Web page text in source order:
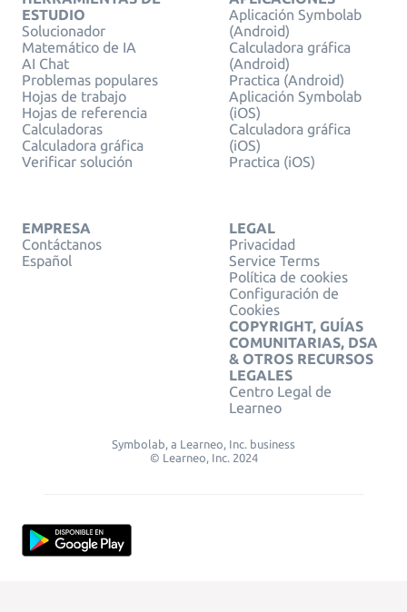
ESTUDIO
Solucionador
Matemático de IA
AI Chat
Problemas populares
Hojas de trabajo
Hojas de referencia
Calculadoras
Calculadora gráfica
Verificar solución
Aplicación Symbolab
(Android)
Calculadora gráfica
(Android)
Practica (Android)
Aplicación Symbolab
(iOS)
Calculadora gráfica
(iOS)
Practica (iOS)
EMPRESA
Contáctanos
Español
LEGAL
Privacidad
Service Terms
Política de cookies
Configuración de
Cookies
COPYRIGHT, GUÍAS
COMUNITARIAS, DSA
& OTROS RECURSOS
LEGALES
Centro Legal de
Learneo
Symbolab, a Learneo, Inc. business
© Learneo, Inc. 2024